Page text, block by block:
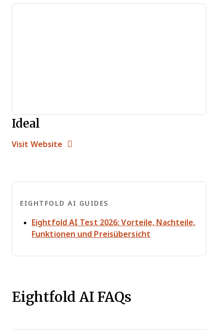
Ideal
Visit Website Opens New Window
EIGHTFOLD AI GUIDES
Eightfold AI Test 2026: Vorteile, Nachteile,
Funktionen und PreisübersichtOpens new
Eightfold AI FAQs